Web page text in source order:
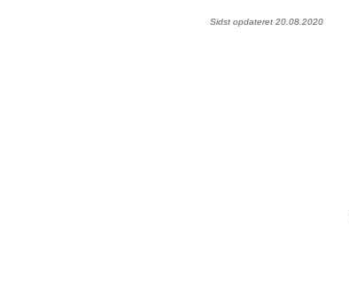
Sidst opdateret 20.08.2020